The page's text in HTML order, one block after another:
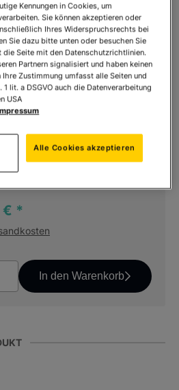
€ *
In den Warenkorb
Kennungen in Cookies, um
Sie können akzeptieren oder
Ihres Widerspruchsrechts bei
Sie dazu bitte unten oder besuchen Sie
Seite mit den Datenschutzrichtlinien.
Partnern signalisiert und haben keinen
Zustimmung umfasst alle Seiten und
lit. a DSGVO auch die Datenverarbeitung
USA
Alle Cookies akzeptieren